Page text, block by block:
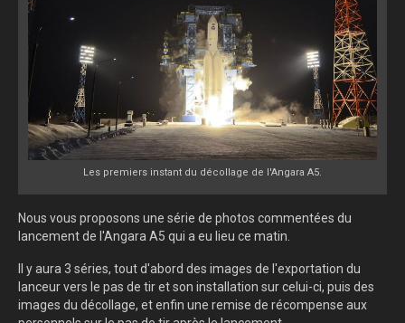
Les premiers instant du décollage de l'Angara A5.
Nous vous proposons une série de photos commentées du
lancement de l'Angara A5 qui a eu lieu ce matin.
Il y aura 3 séries, tout d'abord des images de l'exportation du
lanceur vers le pas de tir et son installation sur celui-ci, puis des
images du décollage, et enfin une remise de récompense aux